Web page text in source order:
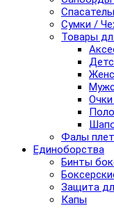
Сумки /
Товары
Фалы
Единоборства
Бинты
Защита
Капы